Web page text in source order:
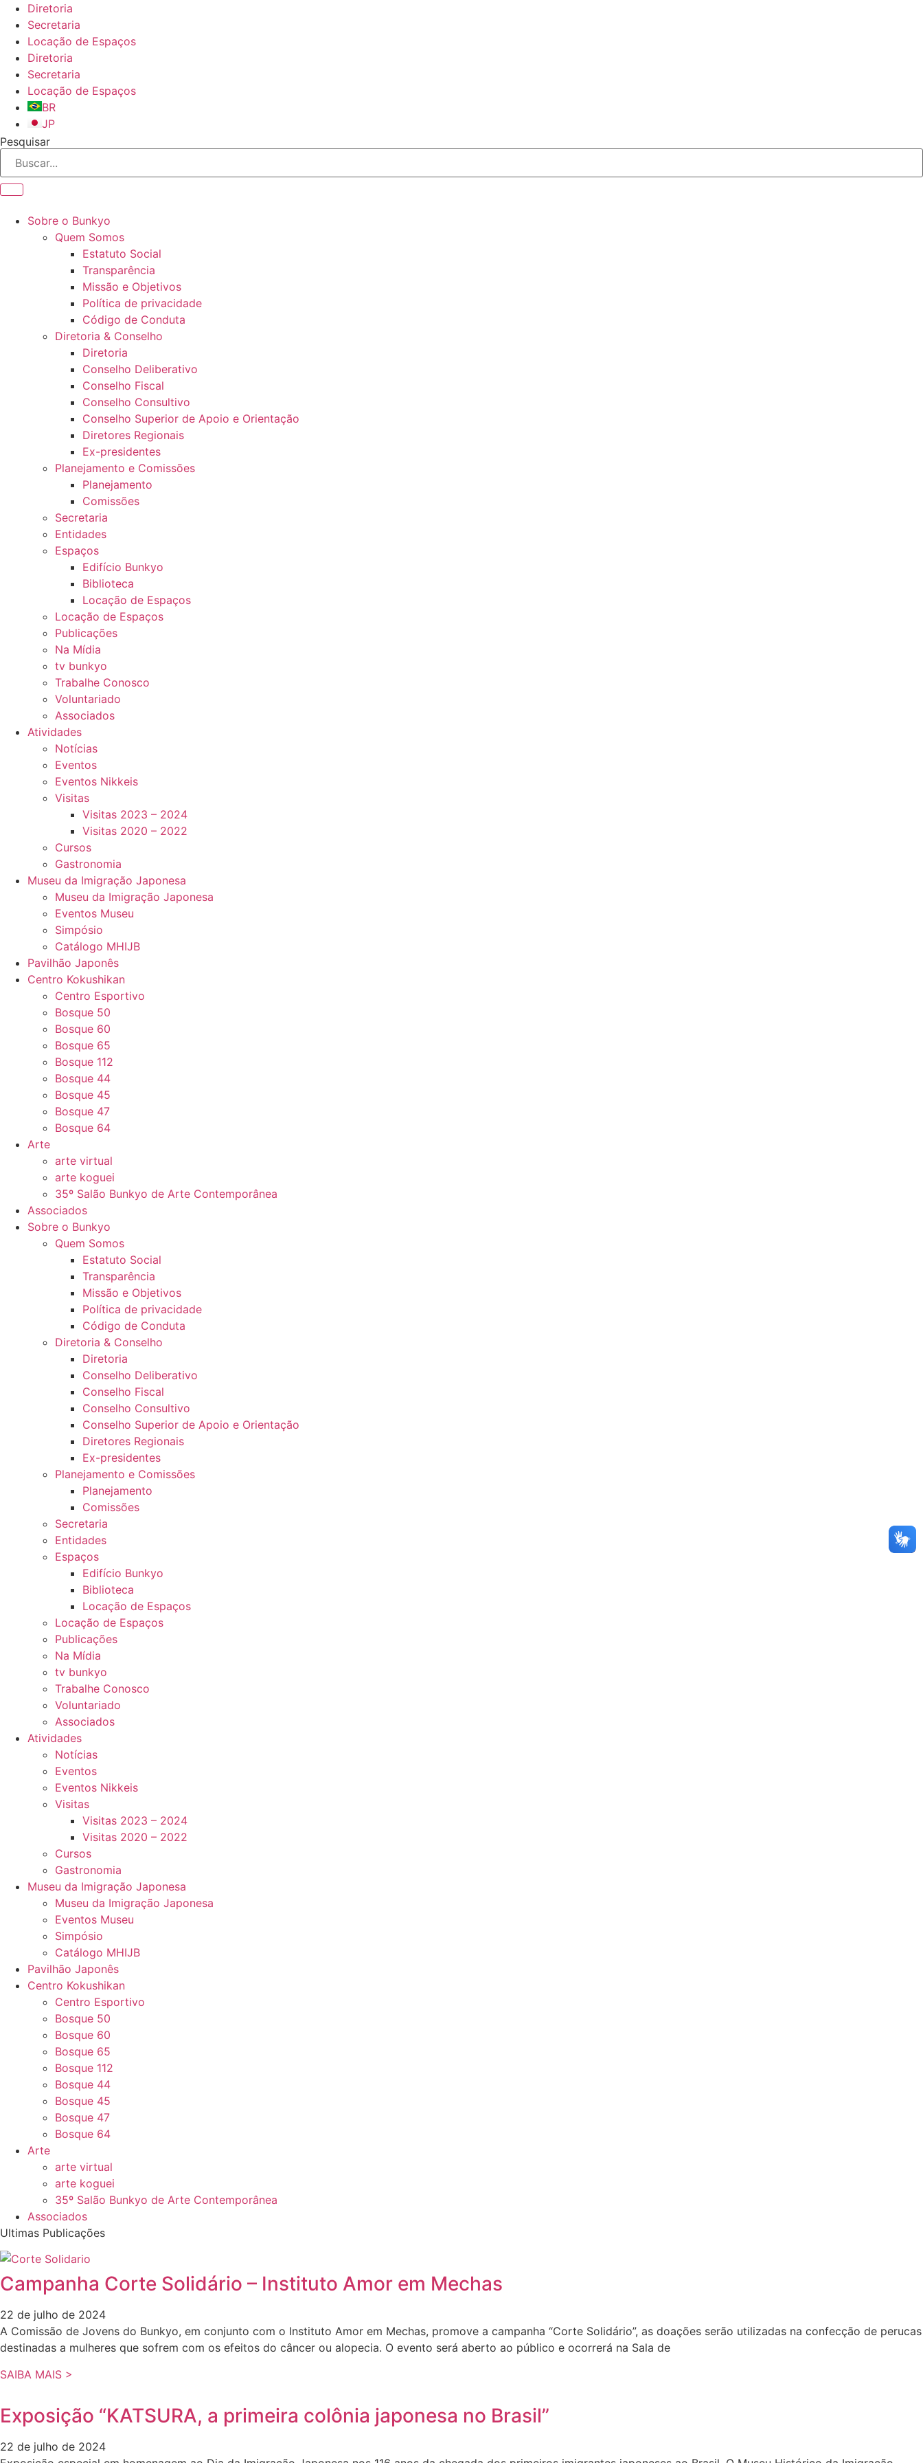
para
conteúdo
Diretoria
Secretaria
Locação de Espaços
Diretoria
Secretaria
Locação de Espaços
BR
JP
Pesquisar
Sobre o Bunkyo
Quem Somos
Estatuto Social
Transparência
Missão e Objetivos
Política de privacidade
Código de Conduta
Diretoria & Conselho
Diretoria
Conselho Deliberativo
Conselho Fiscal
Conselho Consultivo
Conselho Superior de Apoio e Orientação
Diretores Regionais
Ex-presidentes
Planejamento e Comissões
Planejamento
Comissões
Secretaria
Entidades
Espaços
Edifício Bunkyo
Biblioteca
Locação de Espaços
Locação de Espaços
Publicações
Na Mídia
tv bunkyo
Trabalhe Conosco
Voluntariado
Associados
Atividades
Notícias
Eventos
Eventos Nikkeis
Visitas
Visitas 2023 – 2024
Visitas 2020 – 2022
Cursos
Gastronomia
Museu da Imigração Japonesa
Museu da Imigração Japonesa
Eventos Museu
Simpósio
Catálogo MHIJB
Pavilhão Japonês
Centro Kokushikan
Centro Esportivo
Bosque 50
Bosque 60
Bosque 65
Bosque 112
Bosque 44
Bosque 45
Bosque 47
Bosque 64
Arte
arte virtual
arte koguei
35º Salão Bunkyo de Arte Contemporânea
Associados
Sobre o Bunkyo
Quem Somos
Estatuto Social
Transparência
Missão e Objetivos
Política de privacidade
Código de Conduta
Diretoria & Conselho
Diretoria
Conselho Deliberativo
Conselho Fiscal
Conselho Consultivo
Conselho Superior de Apoio e Orientação
Diretores Regionais
Ex-presidentes
Planejamento e Comissões
Planejamento
Comissões
Secretaria
Entidades
Espaços
Edifício Bunkyo
Biblioteca
Locação de Espaços
Locação de Espaços
Publicações
Na Mídia
tv bunkyo
Trabalhe Conosco
Voluntariado
Associados
Atividades
Notícias
Eventos
Eventos Nikkeis
Visitas
Visitas 2023 – 2024
Visitas 2020 – 2022
Cursos
Gastronomia
Museu da Imigração Japonesa
Museu da Imigração Japonesa
Eventos Museu
Simpósio
Catálogo MHIJB
Pavilhão Japonês
Centro Kokushikan
Centro Esportivo
Bosque 50
Bosque 60
Bosque 65
Bosque 112
Bosque 44
Bosque 45
Bosque 47
Bosque 64
Arte
arte virtual
arte koguei
35º Salão Bunkyo de Arte Contemporânea
Associados
Ultimas Publicações
Campanha Corte Solidário – Instituto Amor em Mechas
22 de julho de 2024
A Comissão de Jovens do Bunkyo, em conjunto com o Instituto Amor em Mechas, promove a campanha “Corte Solidário”, as doações serão utilizadas na confecção de perucas
destinadas a mulheres que sofrem com os efeitos do câncer ou alopecia. O evento será aberto ao público e ocorrerá na Sala de
SAIBA MAIS >
Exposição “KATSURA, a primeira colônia japonesa no Brasil”
22 de julho de 2024